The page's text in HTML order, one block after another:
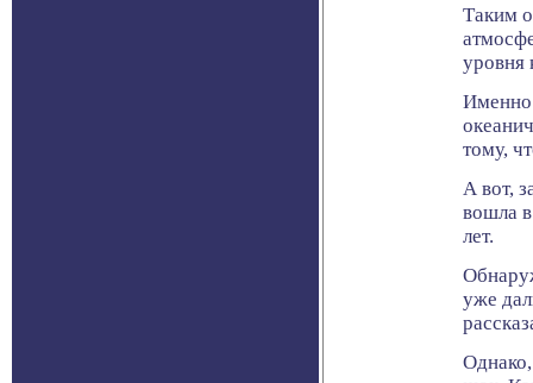
Таким
уровня
Именно
тому,
А вот,
вошла
лет.
уже